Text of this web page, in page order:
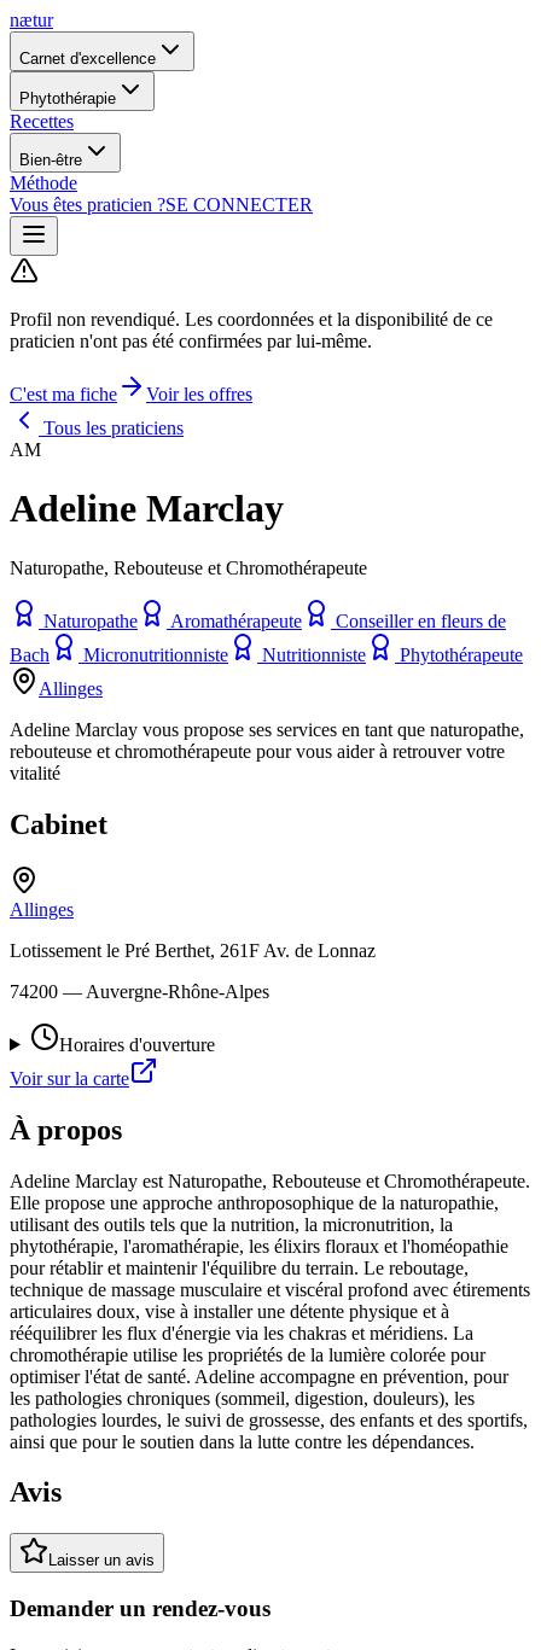
nætur
Carnet d'excellence
Phytothérapie
Recettes
Bien-être
Méthode
Vous êtes praticien ?SE CONNECTER
Profil non revendiqué. Les coordonnées et la disponibilité de ce
praticien n'ont pas été confirmées par lui-même.
C'est ma fiche
Voir les offres
Tous les praticiens
AM
Adeline Marclay
Naturopathe, Rebouteuse et Chromothérapeute
Naturopathe Aromathérapeute
Conseiller en fleurs de
Bach
Micronutritionniste Nutritionniste
Phytothérapeute
Allinges
Adeline Marclay vous propose ses services en tant que naturopathe,
rebouteuse et chromothérapeute pour vous aider à retrouver votre
vitalité
Cabinet
Allinges
Lotissement le Pré Berthet, 261F Av. de Lonnaz
74200 — Auvergne-Rhône-Alpes
Horaires d'ouverture
Voir sur la carte
À propos
Adeline Marclay est Naturopathe, Rebouteuse et Chromothérapeute.
Elle propose une approche anthroposophique de la naturopathie,
utilisant des outils tels que la nutrition, la micronutrition, la
phytothérapie, l'aromathérapie, les élixirs floraux et l'homéopathie
pour rétablir et maintenir l'équilibre du terrain. Le reboutage,
technique de massage musculaire et viscéral profond avec étirements
articulaires doux, vise à installer une détente physique et à
rééquilibrer les flux d'énergie via les chakras et méridiens. La
chromothérapie utilise les propriétés de la lumière colorée pour
optimiser l'état de santé. Adeline accompagne en prévention, pour
les pathologies chroniques (sommeil, digestion, douleurs), les
pathologies lourdes, le suivi de grossesse, des enfants et des sportifs,
ainsi que pour le soutien dans la lutte contre les dépendances.
Avis
Laisser un avis
Demander un rendez-vous